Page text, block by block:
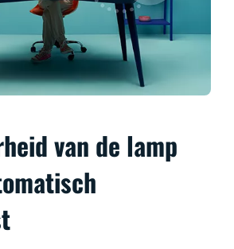
van de lamp